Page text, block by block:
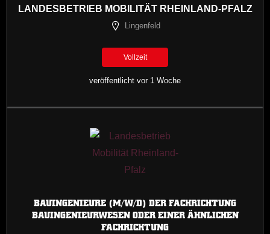
LANDESBETRIEB MOBILITÄT RHEINLAND-PFALZ
Lingenfeld
Vollzeit
veröffentlicht vor 1 Woche
BAUINGENIEURE (M/W/D) DER FACHRICHTUNG
BAUINGENIEURWESEN ODER EINER ÄHNLICHEN
FACHRICHTUNG